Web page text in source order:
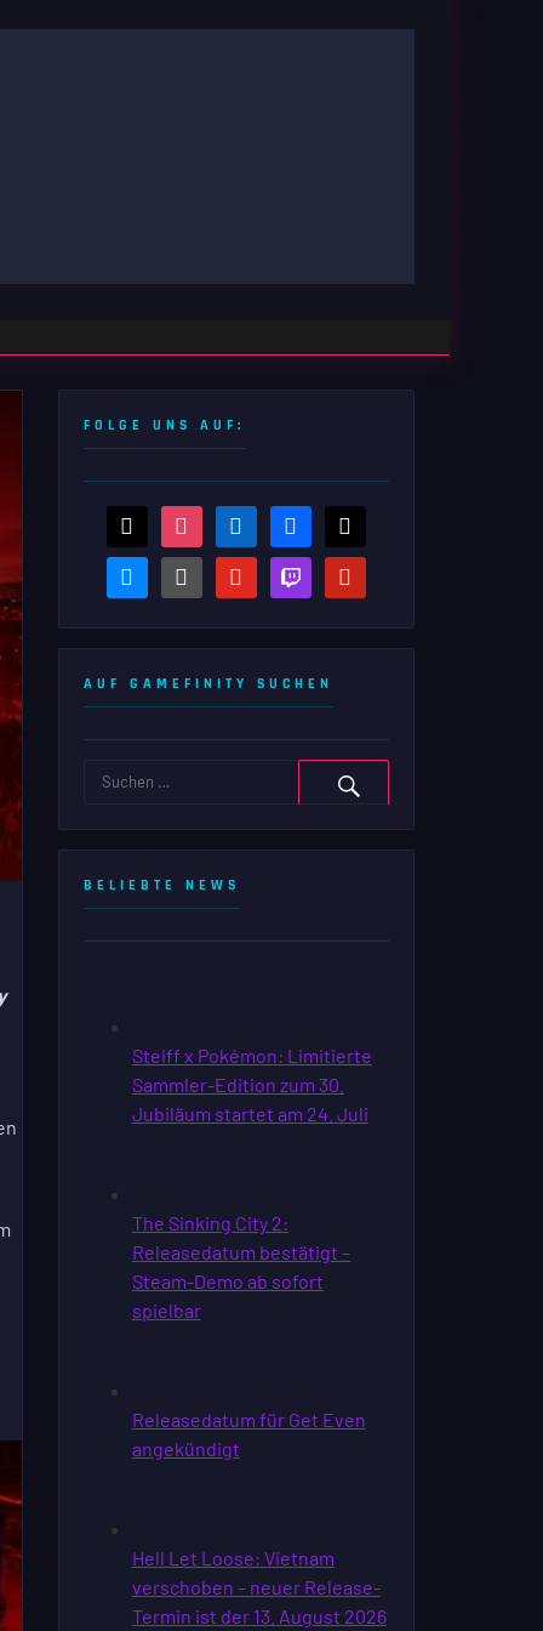
FOLGE UNS AUF:
threads instagramlinkedin facebook
bluesky steam-
square
youtubetwitch pinterest
AUF GAMEFINITY SUCHEN
BELIEBTE NEWS